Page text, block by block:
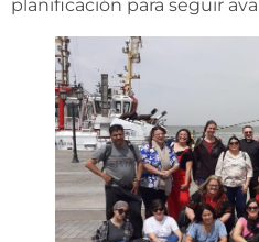
planificación para seguir